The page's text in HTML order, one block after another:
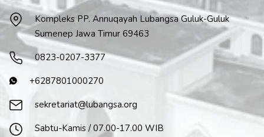
Kompleks PP. Annuqayah Lubangsa Guluk-Guluk
Sumenep Jawa Timur 69463
0823-0207-3377
+6287801000270
sekretariat@lubangsa.org
Sabtu-Kamis / 07.00-17.00 WIB